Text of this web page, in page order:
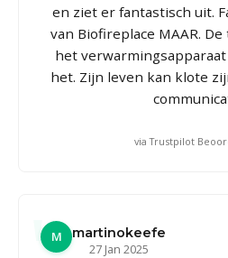
en ziet er fantastisch uit.
van Biofireplace MAAR.
het
het. Zijn leven kan klote
via Trustpilot
M
martinokeefe
27 Jan 2025